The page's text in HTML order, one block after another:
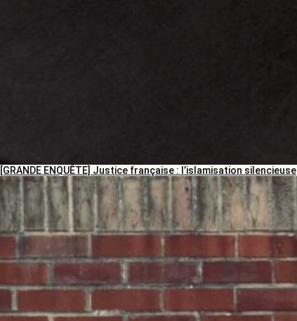
[GRANDE ENQUÊTE] Justice française : l’islamisation silencieuse